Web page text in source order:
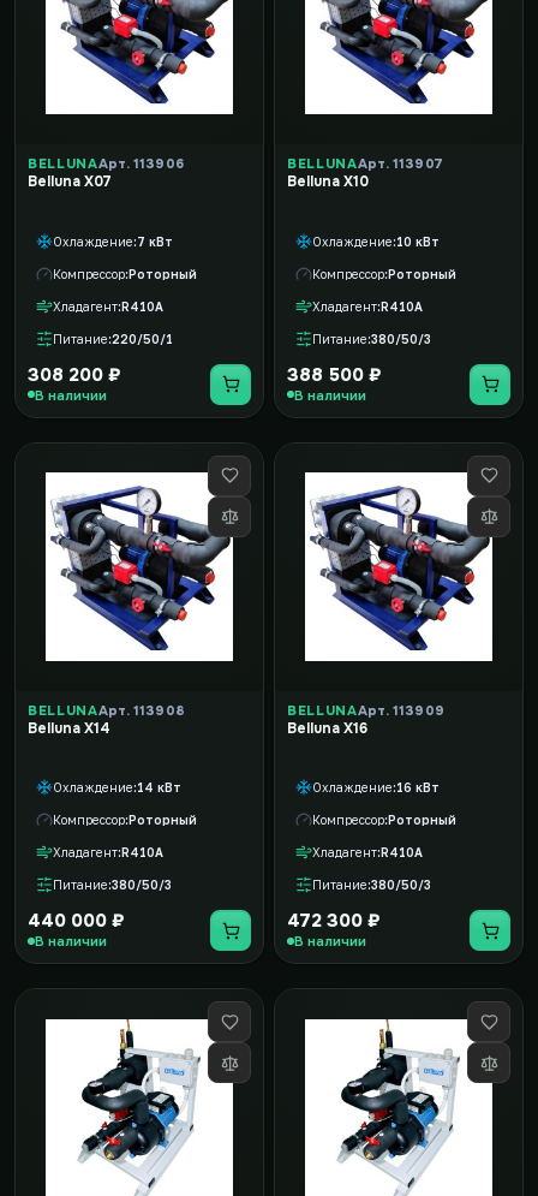
BELLUNAАрт. 113906
Belluna X07
Охлаждение 7 кВт
Компрессор Роторный
Хладагент R410A
Питание 220/50/1
308 200 ₽
В наличии
BELLUNAАрт. 113907
Belluna X10
Охлаждение 10 кВт
Компрессор Роторный
Хладагент R410A
Питание 380/50/3
388 500 ₽
В наличии
BELLUNAАрт. 113908
Belluna X14
Охлаждение 14 кВт
Компрессор Роторный
Хладагент R410A
Питание 380/50/3
440 000 ₽
В наличии
BELLUNAАрт. 113909
Belluna X16
Охлаждение 16 кВт
Компрессор Роторный
Хладагент R410A
Питание 380/50/3
472 300 ₽
В наличии